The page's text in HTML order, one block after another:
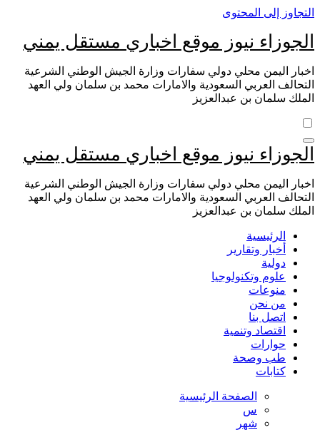
التجاوز إلى المحتوى
الجوزاء نيوز موقع اخباري مستقل يمني
اخبار اليمن محلي دولي سفارات وزارة الجيش الوطني الشرعية
التحالف العربي السعودية والامارات محمد بن سلمان ولي العهد
الملك سلمان بن عبدالعزيز
الجوزاء نيوز موقع اخباري مستقل يمني
اخبار اليمن محلي دولي سفارات وزارة الجيش الوطني الشرعية
التحالف العربي السعودية والامارات محمد بن سلمان ولي العهد
الملك سلمان بن عبدالعزيز
الرئيسية
أخبار وتقارير
دولية
علوم وتكنولوجيا
منوعات
من نحن
اتصل بنا
اقتصاد وتنمية
حوارات
طب وصحة
كتابات
الصفحة الرئيسية
س
شهر